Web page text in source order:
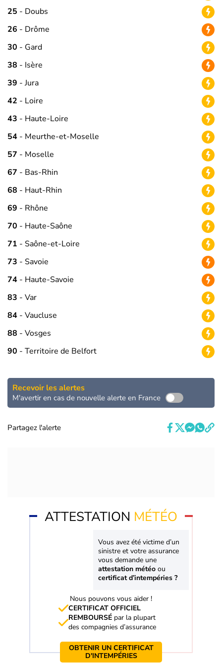
25 - Doubs
26 - Drôme
30 - Gard
38 - Isère
39 - Jura
42 - Loire
43 - Haute-Loire
54 - Meurthe-et-Moselle
57 - Moselle
67 - Bas-Rhin
68 - Haut-Rhin
69 - Rhône
70 - Haute-Saône
71 - Saône-et-Loire
73 - Savoie
74 - Haute-Savoie
83 - Var
84 - Vaucluse
88 - Vosges
90 - Territoire de Belfort
Recevoir les alertes
M'avertir en cas de nouvelle alerte en France
Partagez l'alerte
ATTESTATION MÉTÉO
Vous avez été victime d’un
sinistre et votre assurance
vous demande une
attestation météo ou
certificat d’intempéries ?
Nous pouvons vous aider !
CERTIFICAT OFFICIEL
REMBOURSÉ par la plupart
des compagnies d’assurance
OBTENIR UN CERTIFICAT
D'INTEMPÉRIES